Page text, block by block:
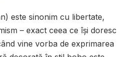
este sinonim cu libertate,
– exact ceea ce își doresc
vine vorba de exprimarea